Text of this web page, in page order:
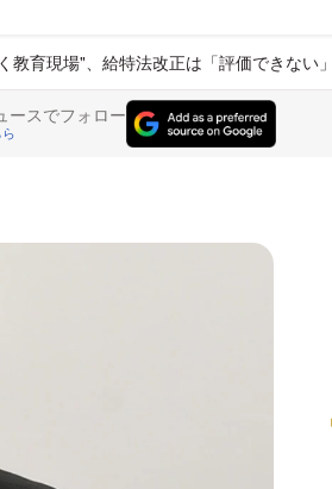
教育現場"、給特法改正は「評価できない」
ースでフォロー